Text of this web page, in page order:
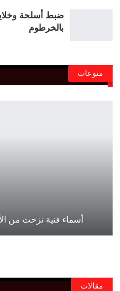
ضبط أسلحة
بالخرطوم
منوعات
أسماء فنية نزحت من
مقالات